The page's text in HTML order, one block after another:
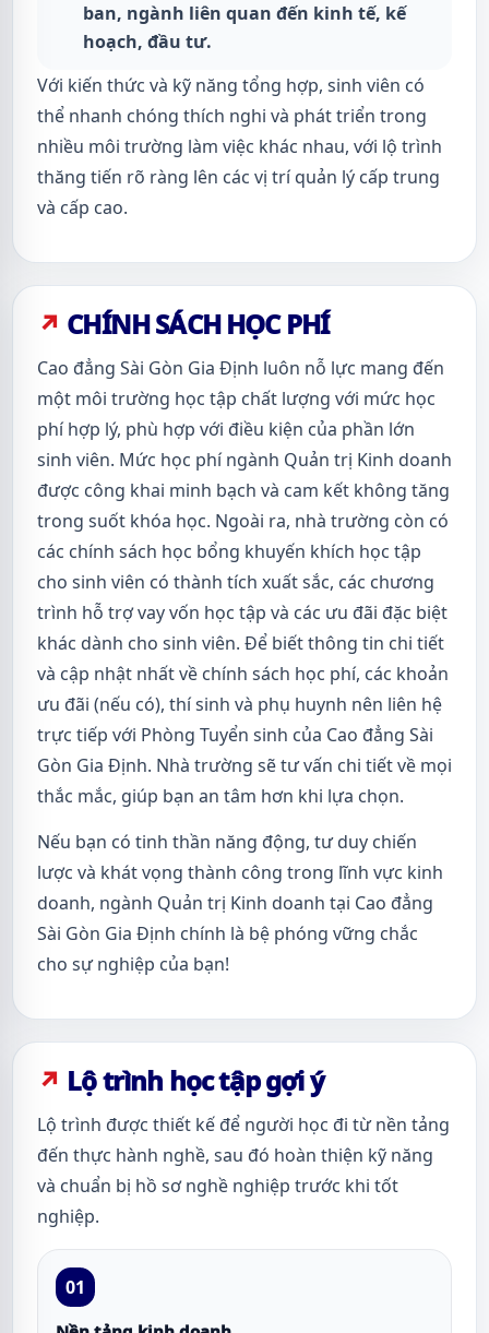
ban, ngành liên quan đến kinh tế, kế
hoạch, đầu tư.
Với kiến thức và kỹ năng tổng hợp, sinh viên có
thể nhanh chóng thích nghi và phát triển trong
nhiều môi trường làm việc khác nhau, với lộ trình
thăng tiến rõ ràng lên các vị trí quản lý cấp trung
và cấp cao.
CHÍNH SÁCH HỌC PHÍ
Cao đẳng Sài Gòn Gia Định luôn nỗ lực mang đến
một môi trường học tập chất lượng với mức học
phí hợp lý, phù hợp với điều kiện của phần lớn
sinh viên. Mức học phí ngành Quản trị Kinh doanh
được công khai minh bạch và cam kết không tăng
trong suốt khóa học. Ngoài ra, nhà trường còn có
các chính sách học bổng khuyến khích học tập
cho sinh viên có thành tích xuất sắc, các chương
trình hỗ trợ vay vốn học tập và các ưu đãi đặc biệt
khác dành cho sinh viên. Để biết thông tin chi tiết
và cập nhật nhất về chính sách học phí, các khoản
ưu đãi (nếu có), thí sinh và phụ huynh nên liên hệ
trực tiếp với Phòng Tuyển sinh của Cao đẳng Sài
Gòn Gia Định. Nhà trường sẽ tư vấn chi tiết về mọi
thắc mắc, giúp bạn an tâm hơn khi lựa chọn.
Nếu bạn có tinh thần năng động, tư duy chiến
lược và khát vọng thành công trong lĩnh vực kinh
doanh, ngành Quản trị Kinh doanh tại Cao đẳng
Sài Gòn Gia Định chính là bệ phóng vững chắc
cho sự nghiệp của bạn!
Lộ trình học tập gợi ý
Lộ trình được thiết kế để người học đi từ nền tảng
đến thực hành nghề, sau đó hoàn thiện kỹ năng
và chuẩn bị hồ sơ nghề nghiệp trước khi tốt
nghiệp.
01